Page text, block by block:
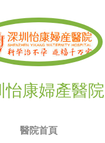
怡康婦產醫院
醫院首頁